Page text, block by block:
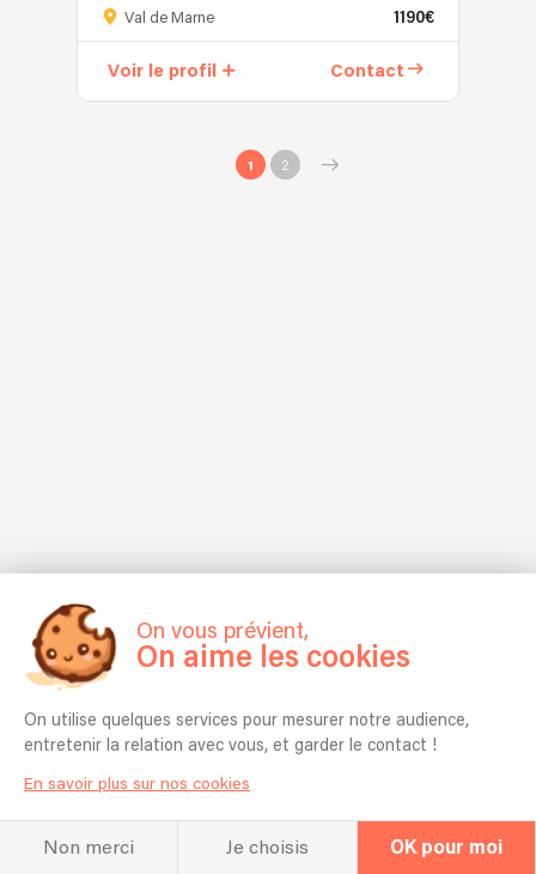
TRADITIONNELLE
Val de Marne 1190€
Voir le profil Contact
1 2
On vous prévient,
On aime les cookies
On utilise quelques services pour mesurer notre audience,
entretenir la relation avec vous, et garder le contact !
En savoir plus sur nos cookies
Non merci Je choisis OK pour moi